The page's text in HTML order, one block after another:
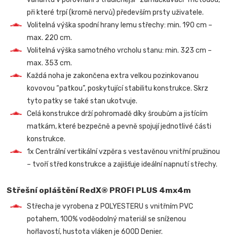
při které trpí (kromě nervů) především prsty uživatele.
Volitelná výška spodní hrany lemu střechy: min. 190 cm –
max. 220 cm.
Volitelná výška samotného vrcholu stanu: min. 323 cm –
max. 353 cm.
Každá noha je zakončena extra velkou pozinkovanou
kovovou “patkou”, poskytující stabilitu konstrukce. Skrz
tyto patky se také stan ukotvuje.
Celá konstrukce drží pohromadě díky šroubům a jistícím
matkám, které bezpečně a pevně spojují jednotlivé části
konstrukce.
1x Centrální vertikální vzpěra s vestavěnou vnitřní pružinou
– tvoří střed konstrukce a zajišťuje ideální napnutí střechy.
Střešní opláštění RedX® PROFI PLUS 4mx4m
Střecha je vyrobena z POLYESTERU s vnitřním PVC
potahem, 100% voděodolný materiál se sníženou
hořlavostí, hustota vláken je 600D Denier.